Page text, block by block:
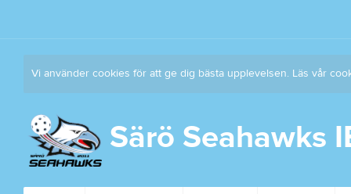
Vi använder cookies för att ge dig bästa upplevelsen. Läs vår
Särö Seahawks